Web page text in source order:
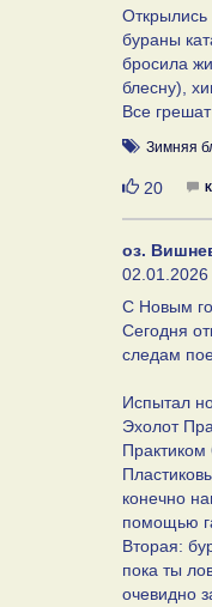
Открылись
бураны
бросила
блесну),
Все
Зимняя
20
оз.
02.01.2026
С Новым
Сегодня
следам
Испытал
Эхолот
Практиком
конечно
помощью
Вторая:
пока ты
очевидно